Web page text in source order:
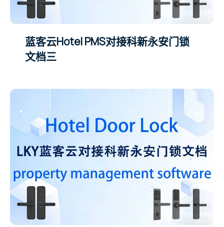
蓝客云Hotel PMS对接科新永安门锁
文档三